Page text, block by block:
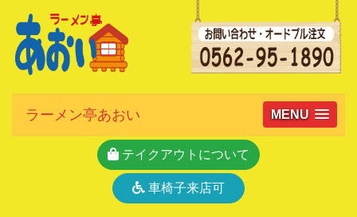
ラーメン亭あおい MENU
テイクアウトについて
車椅子来店可